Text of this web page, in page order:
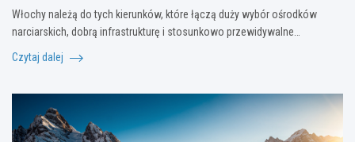
Włochy należą do tych kierunków, które łączą duży wybór ośrodków
narciarskich, dobrą infrastrukturę i stosunkowo przewidywalne…
Czytaj dalej